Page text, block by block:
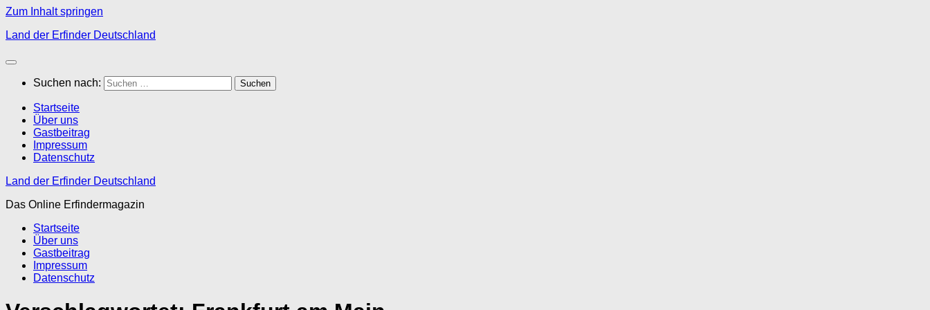
Zum Inhalt springen
Land der Erfinder Deutschland
Suchen nach:
Startseite
Über uns
Gastbeitrag
Impressum
Datenschutz
Land der Erfinder Deutschland
Das Online Erfindermagazin
Startseite
Über uns
Gastbeitrag
Impressum
Datenschutz